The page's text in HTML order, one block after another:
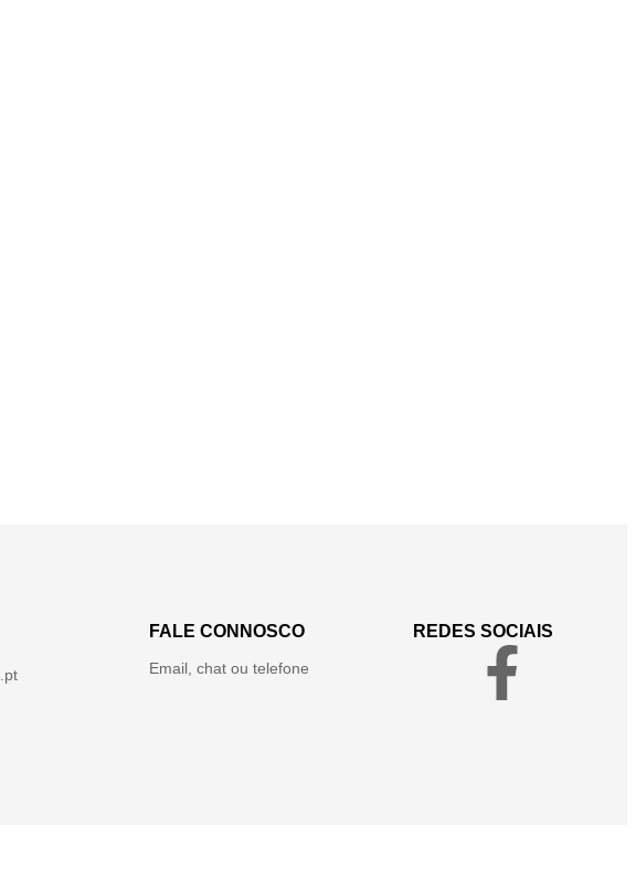
FALE CONNOSCO
Email, chat ou telefone
REDES SOCIAIS